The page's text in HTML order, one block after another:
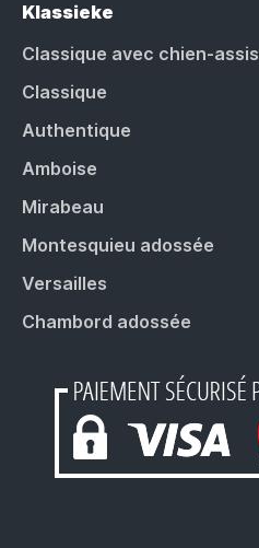
Klassieke
Classique avec chien-assis
Classique
Authentique
Amboise
Mirabeau
Montesquieu adossée
Versailles
Chambord adossée